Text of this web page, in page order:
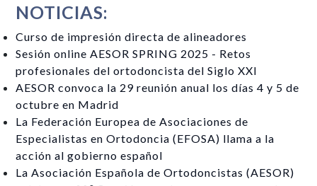
NOTICIAS:
Curso de impresión directa de alineadores
Sesión online AESOR SPRING 2025 - Retos
profesionales del ortodoncista del Siglo XXI
AESOR convoca la 29 reunión anual los días 4 y 5 de
octubre en Madrid
La Federación Europea de Asociaciones de
Especialistas en Ortodoncia (EFOSA) llama a la
acción al gobierno español
La Asociación Española de Ortodoncistas (AESOR)